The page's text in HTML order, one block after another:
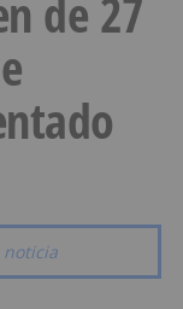
de 27
noticia